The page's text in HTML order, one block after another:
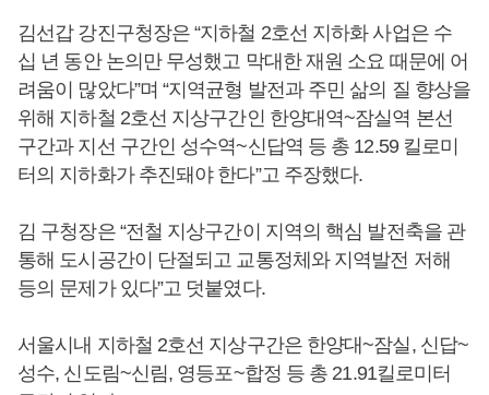
김선갑 강진구청장은 “지하철 2호선 지하화 사업은 수
십 년 동안 논의만 무성했고 막대한 재원 소요 때문에 어
려움이 많았다”며 “지역균형 발전과 주민 삶의 질 향상을
위해 지하철 2호선 지상구간인 한양대역~잠실역 본선
구간과 지선 구간인 성수역~신답역 등 총 12.59 킬로미
터의 지하화가 추진돼야 한다”고 주장했다.
김 구청장은 “전철 지상구간이 지역의 핵심 발전축을 관
통해 도시공간이 단절되고 교통정체와 지역발전 저해
등의 문제가 있다”고 덧붙였다.
서울시내 지하철 2호선 지상구간은 한양대~잠실, 신답~
성수, 신도림~신림, 영등포~합정 등 총 21.91킬로미터